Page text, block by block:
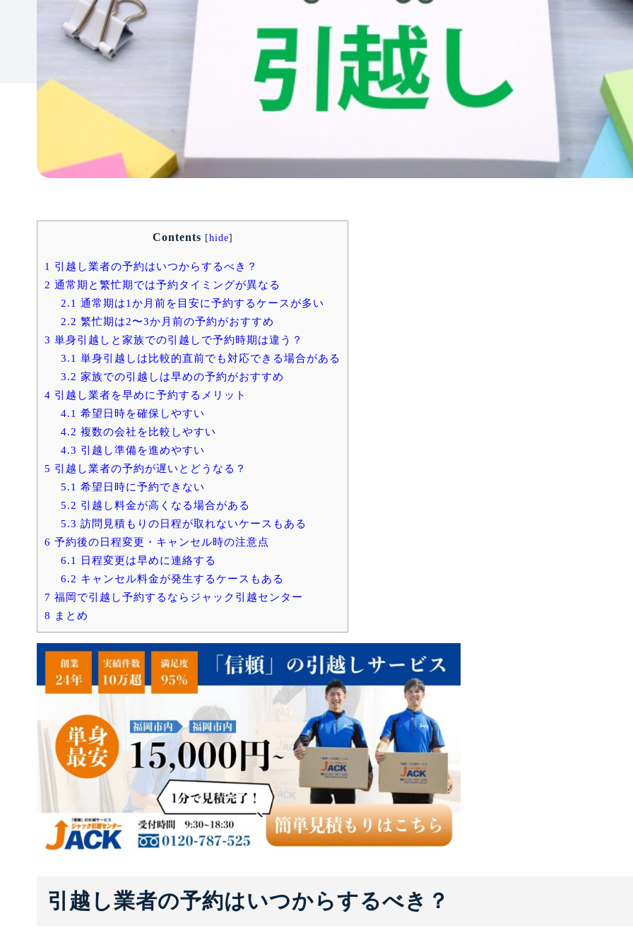
Contents [hide]
1 引越し業者の予約はいつからするべき？
2 通常期と繁忙期では予約タイミングが異なる
2.1 通常期は1か月前を目安に予約するケースが多い
2.2 繁忙期は2〜3か月前の予約がおすすめ
3 単身引越しと家族での引越しで予約時期は違う？
3.1 単身引越しは比較的直前でも対応できる場合がある
3.2 家族での引越しは早めの予約がおすすめ
4 引越し業者を早めに予約するメリット
4.1 希望日時を確保しやすい
4.2 複数の会社を比較しやすい
4.3 引越し準備を進めやすい
5 引越し業者の予約が遅いとどうなる？
5.1 希望日時に予約できない
5.2 引越し料金が高くなる場合がある
5.3 訪問見積もりの日程が取れないケースもある
6 予約後の日程変更・キャンセル時の注意点
6.1
日程変更は早めに連絡する
6.2 キャンセル料金が発生するケースもある
7 福岡で引越し予約するならジャック引越センター
8 まとめ
引越し業者の予約はいつからするべき？